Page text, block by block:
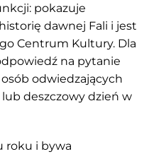
pokazuje
dawnej Fali i jest
Centrum Kultury. Dla
na pytanie
osób odwiedzających
lub deszczowy dzień w
roku i bywa